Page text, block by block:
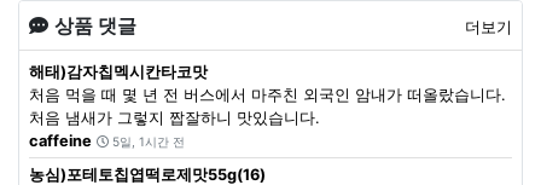
상품 댓글 더보기
해태)감자칩멕시칸타코맛
처음 먹을 때 몇 년 전 버스에서 마주친 외국인 암내가 떠올랐습니다.
처음 냄새가 그렇지 짭잘하니 맛있습니다.
caffeine
5일, 1시간 전
농심)포테토칩엽떡로제맛55g(16)